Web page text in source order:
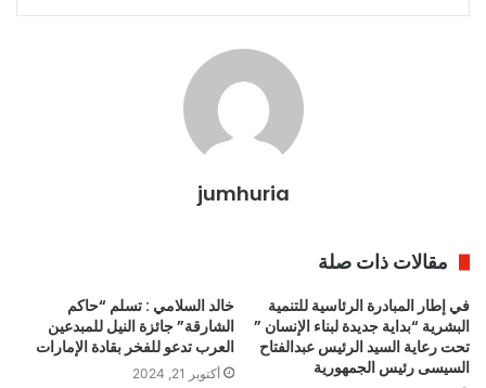
jumhuria
مقالات ذات صلة
في إطار المبادرة الرئاسية للتنمية
البشرية “بداية جديدة لبناء الإنسان ”
تحت رعاية السيد الرئيس عبدالفتاح
السيسى رئيس الجمهورية
خالد السلامي : تسلم “حاكم
الشارقة” جائزة النيل للمبدعين
العرب تدعو للفخر بقادة الإمارات
أكتوبر 21, 2024